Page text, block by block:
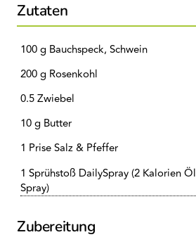
Zutaten
100 g Bauchspeck, Schwein
200 g Rosenkohl
0.5 Zwiebel
10 g Butter
1 Prise Salz & Pfeffer
1 Sprühstoß DailySpray (2 Kalorien Öl
Spray)
Zubereitung